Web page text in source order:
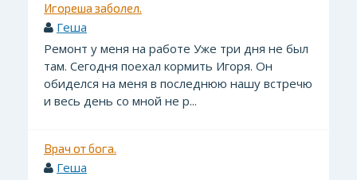
Игореша заболел.
Геша
Ремонт у меня на работе Уже три дня не был
там. Сегодня поехал кормить Игоря. Он
обиделся на меня в последнюю нашу встречю
и весь день со мной не р...
Врач от бога.
Геша